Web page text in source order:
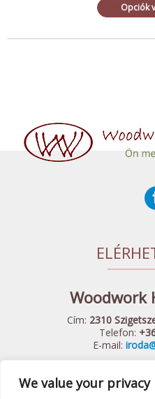
We value your privacy
Opciók
Woodwork
Cím: 2310
Telefon:
E-mail:
© 2015 Woodwork Hungary